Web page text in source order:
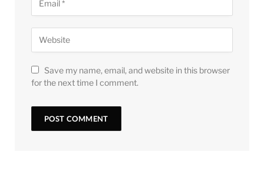
Save my name, email, and website in this browser
for the next time I comment.